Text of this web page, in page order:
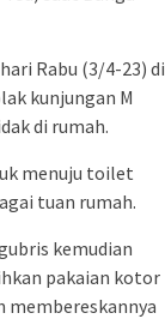
Rabu (3/4-23) di
kunjungan M
di rumah.
menuju toilet
tuan rumah.
kemudian
pakaian kotor
membereskannya